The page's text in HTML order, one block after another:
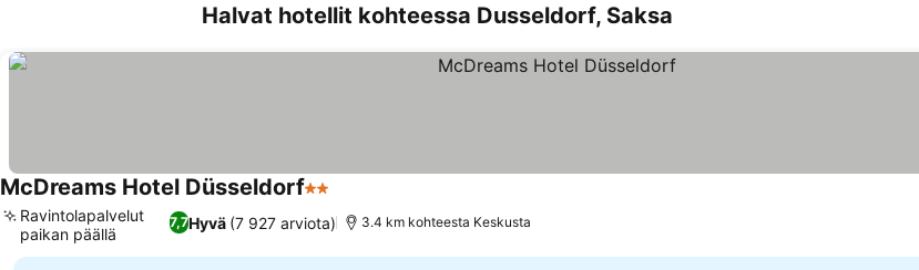
Halvat hotellit kohteessa Dusseldorf, Saksa
McDreams Hotel Düsseldorf2 Tähtiluokitus
7,7Hyvä (7 927 arviota)
Ravintolapalvelut
paikan päällä
3.4 km kohteesta Keskusta